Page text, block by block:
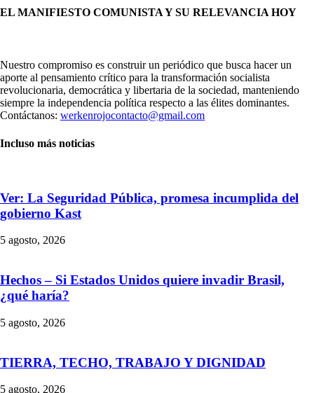
EL MANIFIESTO COMUNISTA Y SU RELEVANCIA HOY
Nuestro compromiso es construir un periódico que busca hacer un
aporte al pensamiento crítico para la transformación socialista
revolucionaria, democrática y libertaria de la sociedad, manteniendo
siempre la independencia política respecto a las élites dominantes.
Contáctanos: werkenrojocontacto@gmail.com
Incluso más noticias
Ver: La Seguridad Pública, promesa incumplida del
gobierno Kast
5 agosto, 2026
Hechos – Si Estados Unidos quiere invadir Brasil,
¿qué haría?
5 agosto, 2026
TIERRA, TECHO, TRABAJO Y DIGNIDAD
5 agosto, 2026